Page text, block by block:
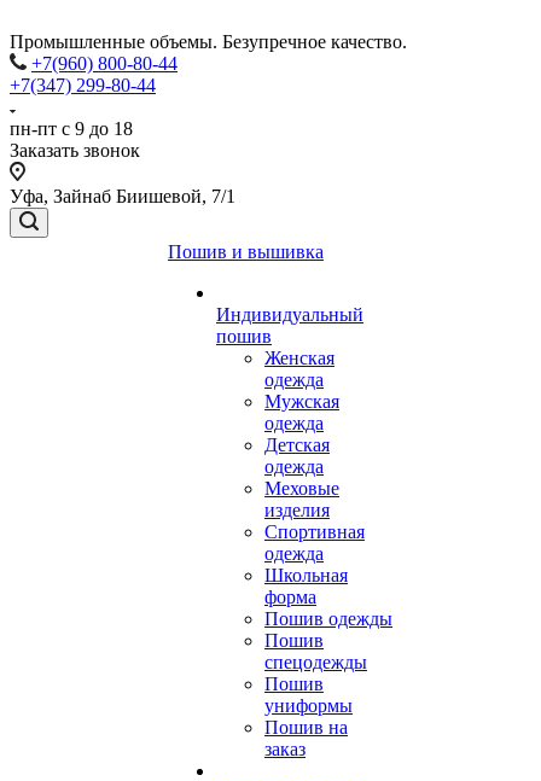
Промышленные объемы. Безупречное качество.
+7(960) 800-80-44
+7(347) 299-80-44
пн-пт с 9 до 18
Заказать звонок
Уфа, Зайнаб Биишевой, 7/1
Пошив и вышивка
Индивидуальный
пошив
Женская
одежда
Мужская
одежда
Детская
одежда
Меховые
изделия
Спортивная
одежда
Школьная
форма
Пошив одежды
Пошив
спецодежды
Пошив
униформы
Пошив на
заказ